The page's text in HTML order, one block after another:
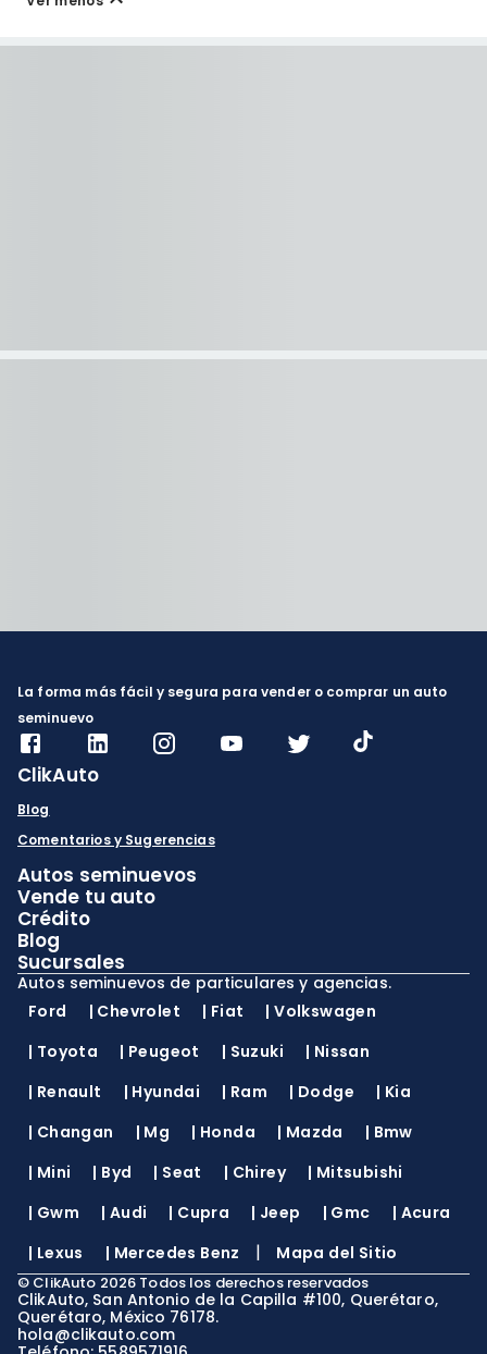
La forma más fácil y segura para vender o comprar un auto
seminuevo
ClikAuto
Blog
Comentarios y Sugerencias
Autos seminuevos
Vende tu auto
Crédito
Blog
Sucursales
Autos seminuevos de particulares y agencias.
Ford
| Chevrolet | Fiat |Volkswagen
| Toyota | Peugeot | Suzuki | Nissan
| Renault | Hyundai | Ram | Dodge | Kia
| Changan | Mg | Honda | Mazda | Bmw
| Mini | Byd | Seat | Chirey | Mitsubishi
| Gwm | Audi | Cupra | Jeep | Gmc | Acura
| Lexus | Mercedes Benz | Mapa del Sitio
© ClikAuto 2026 Todos los derechos reservados
ClikAuto, San Antonio de la Capilla #100, Querétaro,
Querétaro, México 76178.
hola@clikauto.com